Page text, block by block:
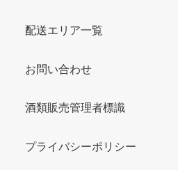
配送エリア一覧
お問い合わせ
酒類販売管理者標識
プライバシーポリシー